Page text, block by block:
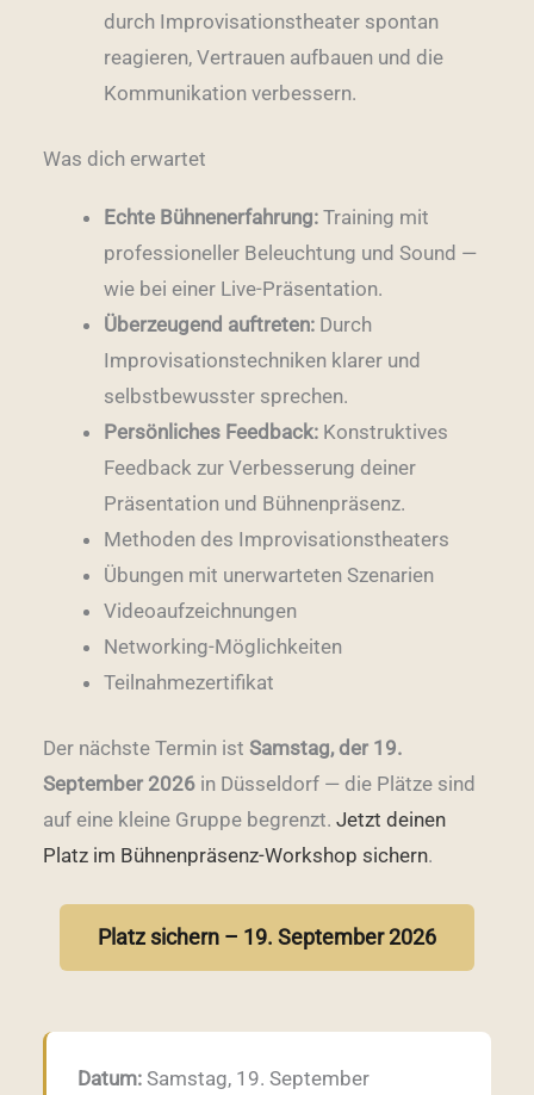
durch Improvisationstheater spontan
reagieren, Vertrauen aufbauen und die
Kommunikation verbessern.
Was dich erwartet
Echte Bühnenerfahrung: Training mit
professioneller Beleuchtung und Sound —
wie bei einer Live-Präsentation.
Überzeugend auftreten: Durch
Improvisationstechniken klarer und
selbstbewusster sprechen.
Persönliches Feedback: Konstruktives
Feedback zur Verbesserung deiner
Präsentation und Bühnenpräsenz.
Methoden des Improvisationstheaters
Übungen mit unerwarteten Szenarien
Videoaufzeichnungen
Networking-Möglichkeiten
Teilnahmezertifikat
Der nächste Termin ist Samstag, der 19.
September 2026 in Düsseldorf — die Plätze sind
auf eine kleine Gruppe begrenzt.Jetzt deinen
Platz im Bühnenpräsenz-Workshop sichern.
Platz sichern – 19. September 2026
Datum:Samstag, 19. September